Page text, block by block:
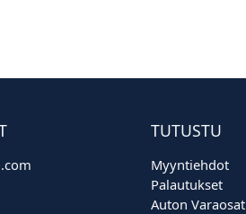
TUTUSTU
Myyntiehdot
Palautukset
Auton Varaosat